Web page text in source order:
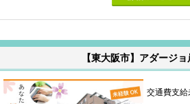
【東大阪市】アダージ
交通費支